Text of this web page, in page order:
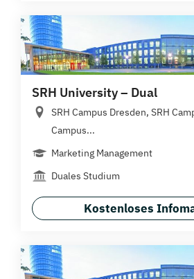
SRH University – Dual
SRH Campus Dresden, SRH
Campus...
Marketing Management
Duales Studium
Kostenloses